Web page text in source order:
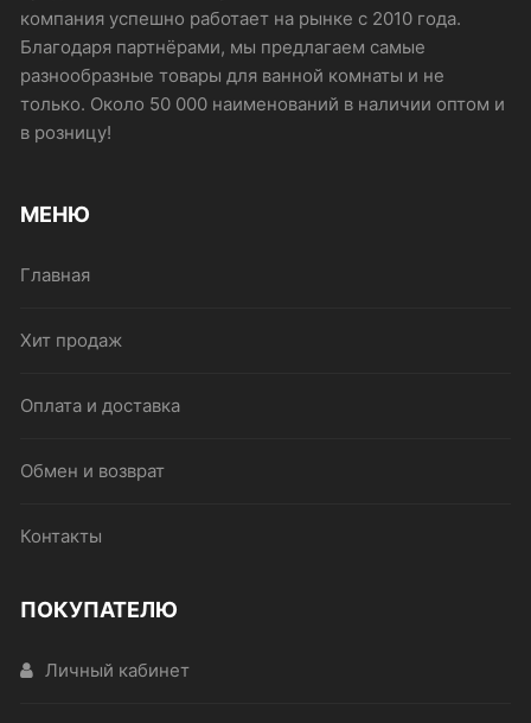
компания успешно работает на рынке с 2010 года.
Благодаря партнёрами, мы предлагаем самые
разнообразные товары для ванной комнаты и не
только. Около 50 000 наименований в наличии оптом и
в розницу!
МЕНЮ
Главная
Хит продаж
Оплата и доставка
Обмен и возврат
Контакты
ПОКУПАТЕЛЮ
Личный кабинет